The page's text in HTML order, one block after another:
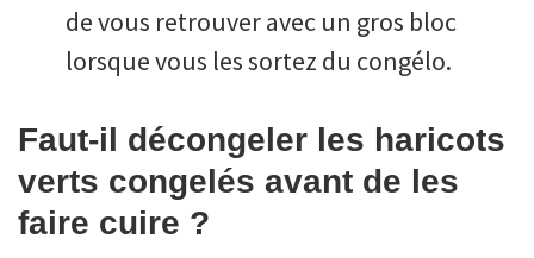
de vous retrouver avec un gros bloc
lorsque vous les sortez du congélo.
Faut-il décongeler les haricots
verts congelés avant de les
faire cuire ?